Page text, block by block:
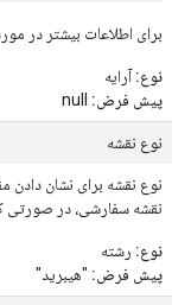
برای اطلاعات بیشتر در
نوع:آرایه
پیش فرض:
نوع نقشه
نوع نقشه برای نشان دادن
نقشه سفارشی، در صورتی
نوع: رشته
پیش فرض: "هیبرید"